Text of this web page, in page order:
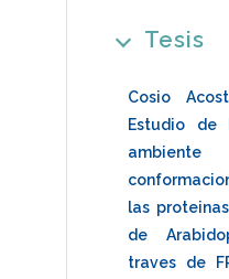
Tesis
Cosio
Estudio de
las
de
traves de